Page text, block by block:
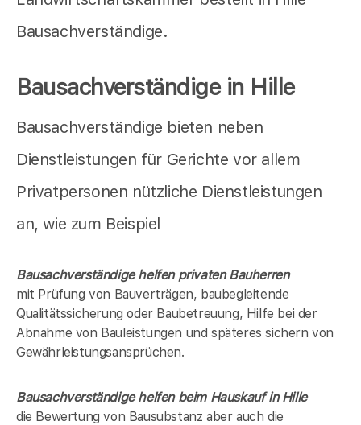
Bausachverständige.
Bausachverständige in Hille
Bausachverständige bieten neben
Dienstleistungen für Gerichte vor allem
Privatpersonen nützliche Dienstleistungen
an, wie zum Beispiel
Bausachverständige helfen privaten Bauherren
mit Prüfung von Bauverträgen, baubegleitende
Qualitätssicherung oder Baubetreuung, Hilfe bei der
Abnahme von Bauleistungen und späteres sichern von
Gewährleistungsansprüchen.
Bausachverständige helfen beim Hauskauf inHille
die Bewertung von Bausubstanz aber auch die